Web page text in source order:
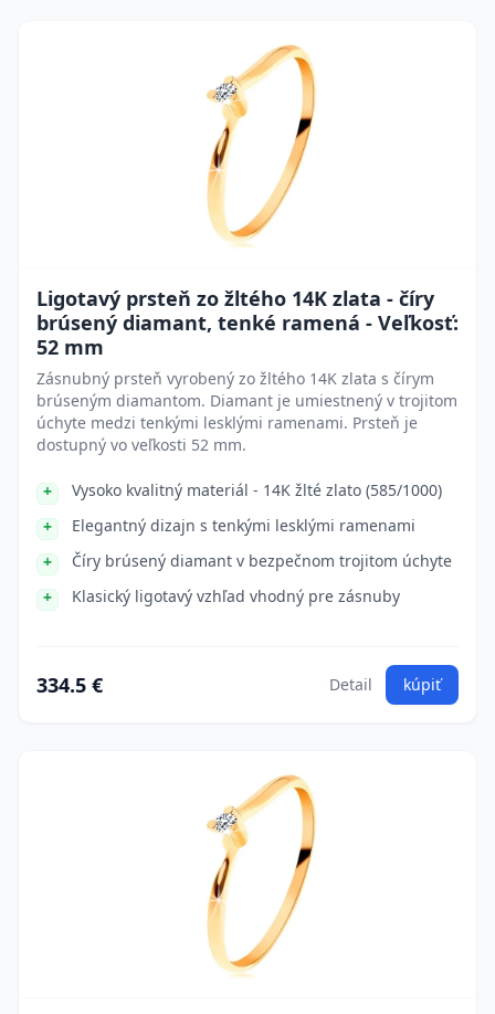
Ligotavý prsteň zo žltého 14K zlata - číry
brúsený diamant, tenké ramená - Veľkosť:
52 mm
Zásnubný prsteň vyrobený zo žltého 14K zlata s čírym
brúseným diamantom. Diamant je umiestnený v trojitom
úchyte medzi tenkými lesklými ramenami. Prsteň je
dostupný vo veľkosti 52 mm.
Vysoko kvalitný materiál - 14K žlté zlato (585/1000)
Elegantný dizajn s tenkými lesklými ramenami
Číry brúsený diamant v bezpečnom trojitom úchyte
Klasický ligotavý vzhľad vhodný pre zásnuby
334.5 € Detail kúpiť